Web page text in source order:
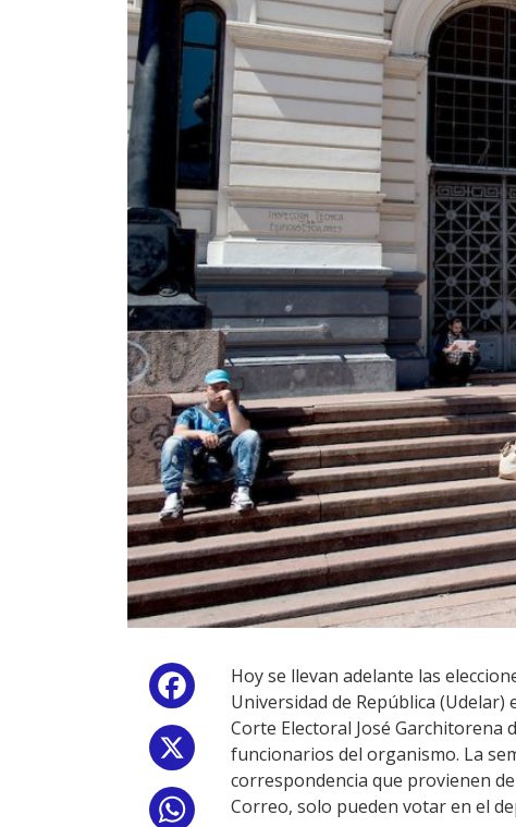
Facebook
WhatsApp
Hoy se llevan adelante las
Universidad de República
Corte Electoral José Garchitorena
funcionarios del organismo. La
correspondencia que provienen
Correo, solo pueden votar en el